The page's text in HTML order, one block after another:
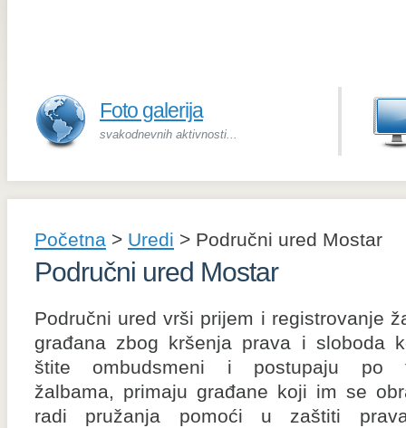
Foto galerija
svakodnevnih aktivnosti...
Početna > Uredi > Područni ured Mostar
Područni ured Mostar
Područni ured vrši prijem i registrovanje
građana zbog kršenja prava i sloboda
štite ombudsmeni i postupaju po
žalbama, primaju građane koji im se
radi pružanja pomoći u zaštiti